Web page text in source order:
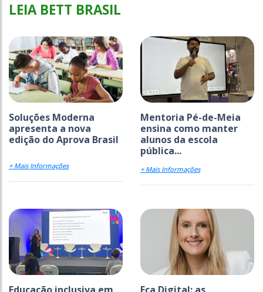
LEIA BETT BRASIL
Soluções Moderna
apresenta a nova
edição do Aprova Brasil
+ Mais Informações
Mentoria Pé-de-Meia
ensina como manter
alunos da escola
pública...
+ Mais Informações